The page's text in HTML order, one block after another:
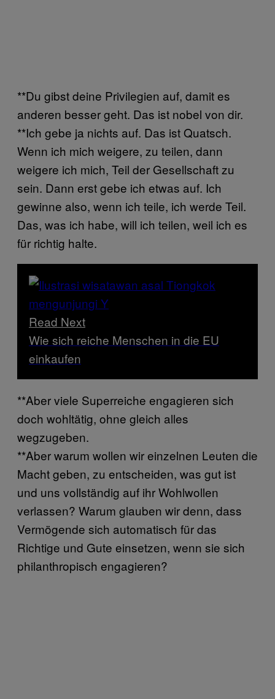
**Du gibst deine Privilegien auf, damit es
anderen besser geht. Das ist nobel von dir.
**Ich gebe ja nichts auf. Das ist Quatsch.
Wenn ich mich weigere, zu teilen, dann
weigere ich mich, Teil der Gesellschaft zu
sein. Dann erst gebe ich etwas auf. Ich
gewinne also, wenn ich teile, ich werde Teil.
Das, was ich habe, will ich teilen, weil ich es
für richtig halte.
Read Next
Wie sich reiche Menschen in die EU
einkaufen
**Aber viele Superreiche engagieren sich
doch wohltätig, ohne gleich alles
wegzugeben.
**Aber warum wollen wir einzelnen Leuten die
Macht geben, zu entscheiden, was gut ist
und uns vollständig auf ihr Wohlwollen
verlassen? Warum glauben wir denn, dass
Vermögende sich automatisch für das
Richtige und Gute einsetzen, wenn sie sich
philanthropisch engagieren?